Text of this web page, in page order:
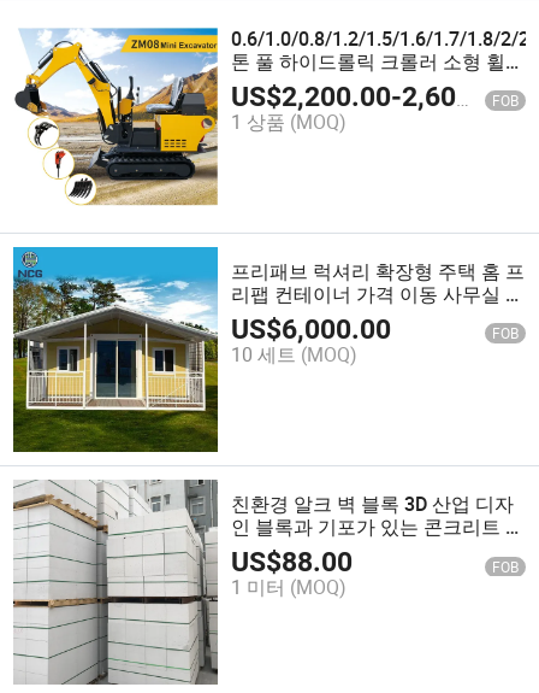
0.6/1.0/0.8/1.2/1.5/1.6/1.7/1.8/2/
톤 풀 하이드롤릭 크롤러 소형 휠
건설 백호 가든 마이크로 가정용 농
장 건설 미니 굴착기
US$2,200.00-2,600.00 FOB
1 상품 (MOQ)
프리패브 럭셔리 확장형 주택 홈 프
리팹 컨테이너 가격 이동 사무실 모
듈형 목조 작은 선적 프리팹 확장형
컨테이너 하우스
US$6,000.00 FOB
10 세트 (MOQ)
친환경 알크 벽 블록 3D 산업 디자
인 블록과 기포가 있는 콘크리트 재
료
US$88.00 FOB
1 미터 (MOQ)